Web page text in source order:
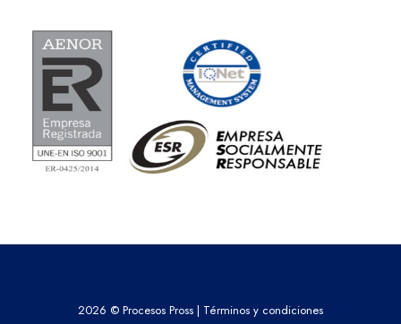
2026 © Procesos Pross | Términos y condiciones